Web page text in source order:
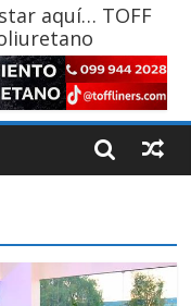
aquí… TOFF